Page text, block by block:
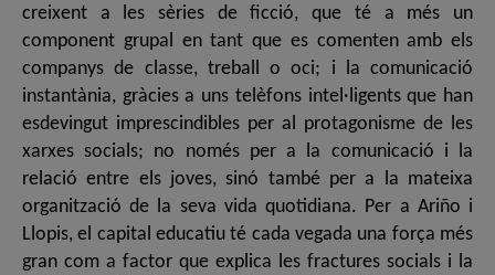
creixent a les sèries de ficció, que té a més un
component grupal en tant que es comenten amb els
companys de classe, treball o oci; i la comunicació
instantània, gràcies a uns telèfons intel·ligents que han
esdevingut imprescindibles per al protagonisme de les
xarxes socials; no només per a la comunicació i la
relació entre els joves, sinó també per a la mateixa
organització de la seva vida quotidiana. Per a Ariño i
Llopis, el capital educatiu té cada vegada una força més
gran com a factor que explica les fractures socials i la